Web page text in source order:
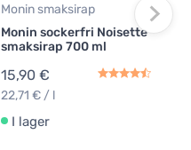
Monin smaksirap
Monin sockerfri Noisette
smaksirap 700 ml
15,90 €
22,71 € / l
I lager